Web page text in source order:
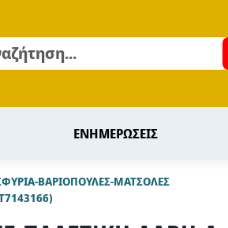
ΕΝΗΜΕΡΩΣΕΙΣ
ΒΑΡΙΟΠΟΥΛΕΣ-ΜΑΤΣΟΛΕΣ